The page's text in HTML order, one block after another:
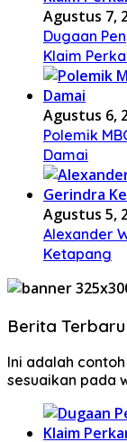
Agustus 7,
Dugaan
Klaim
Agustus 6,
Polemik
Damai
Agustus 5,
Alexander
Ketapang
Berita Terbaru
Ini adalah
sesuaikan pada